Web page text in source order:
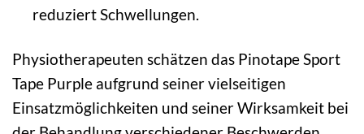
reduziert Schwellungen.
Physiotherapeuten schätzen das Pinotape Sport
Tape Purple aufgrund seiner vielseitigen
Einsatzmöglichkeiten und seiner Wirksamkeit bei